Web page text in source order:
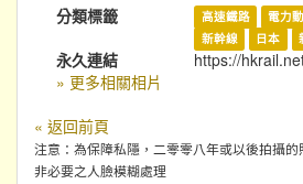
分類標籤
高速鐵路 電力
新幹線
日本
永久連結
https://
» 更多相關相片
« 返回前頁
注意：為保障私隱，二零零八年或以後拍攝
非必要之人臉模糊處理